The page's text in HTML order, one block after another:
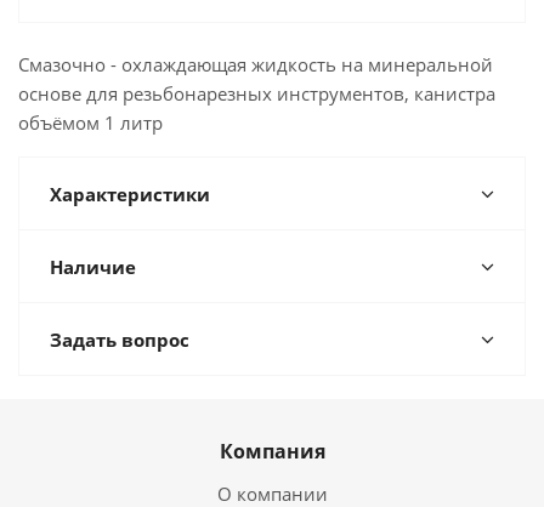
Смазочно - охлаждающая жидкость на минеральной
основе для резьбонарезных инструментов, канистра
объёмом 1 литр
Характеристики
Наличие
Задать вопрос
Компания
О компании